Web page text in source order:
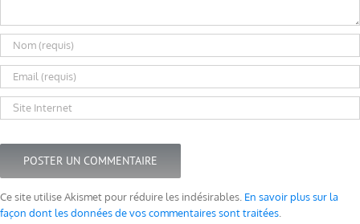
Ce site utilise Akismet pour réduire les indésirables. En savoir plus sur la
façon dont les données de vos commentaires sont traitées